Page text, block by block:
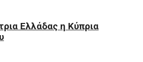
Ελλάδας η Κύπρια